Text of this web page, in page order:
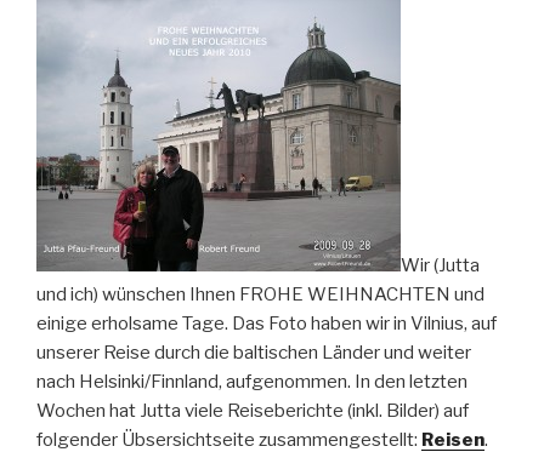
Wir (Jutta
und ich) wünschen Ihnen FROHE WEIHNACHTEN und
einige erholsame Tage. Das Foto haben wir in Vilnius, auf
unserer Reise durch die baltischen Länder und weiter
nach Helsinki/Finnland, aufgenommen. In den letzten
Wochen hat Jutta viele Reiseberichte (inkl. Bilder) auf
folgender Übsersichtseite zusammengestellt: Reisen.